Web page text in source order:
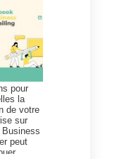
et
réseaux
stratégie de
dans 90